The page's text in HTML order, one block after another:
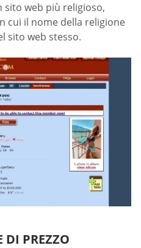
sito web più religioso,
cui il nome della religione
sito web stesso.
DI PREZZO